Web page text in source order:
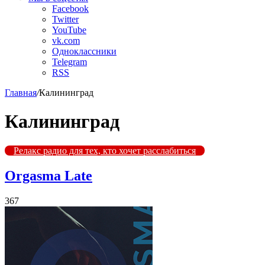
Facebook
Twitter
YouTube
vk.com
Одноклассники
Telegram
RSS
Главная/Калининград
Калининград
Релакс радио для тех, кто хочет расслабиться
Orgasma Late
367